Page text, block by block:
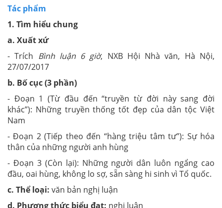
Tác phẩm
1. Tìm hiểu chung
a. Xuất xứ
- Trích Bình luận 6 giờ, NXB Hội Nhà văn, Hà Nội,
27/07/2017
b. Bố cục (3 phần)
- Đoạn 1 (Từ đầu đến “truyền từ đời này sang đời
khác”): Những truyền thống tốt đẹp của dân tộc Việt
Nam
- Đoạn 2 (Tiếp theo đến “hàng triệu tâm tư”): Sự hóa
thân của những người anh hùng
- Đoạn 3 (Còn lại): Những người dân luôn ngẩng cao
đầu, oai hùng, không lo sợ, sẵn sàng hi sinh vì Tổ quốc.
c. Thể loại: văn bản nghị luận
d. Phương thức biểu đạt: nghị luận